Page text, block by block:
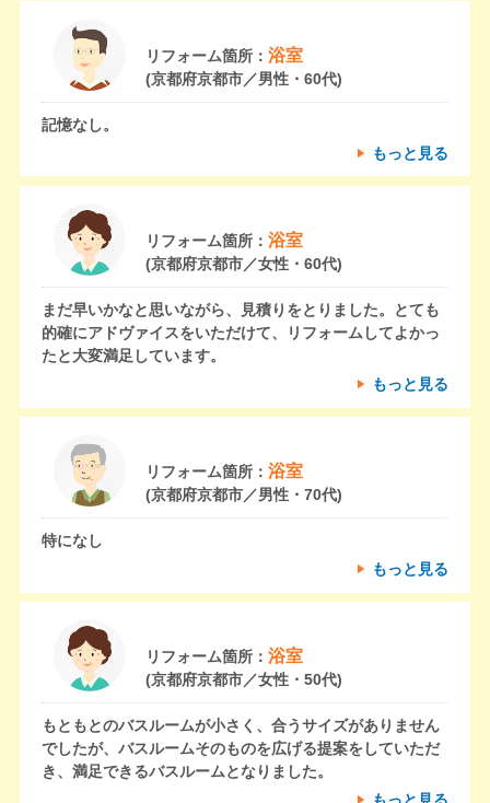
リフォーム箇所： 浴室
(京都府京都市／男性・60代)
記憶なし。
もっと見る
リフォーム箇所： 浴室
(京都府京都市／女性・60代)
まだ早いかなと思いながら、見積りをとりました。とても
的確にアドヴァイスをいただけて、リフォームしてよかっ
たと大変満足しています。
もっと見る
リフォーム箇所： 浴室
(京都府京都市／男性・70代)
特になし
もっと見る
リフォーム箇所： 浴室
(京都府京都市／女性・50代)
もともとのバスルームが小さく、合うサイズがありません
でしたが、バスルームそのものを広げる提案をしていただ
き、満足できるバスルームとなりました。